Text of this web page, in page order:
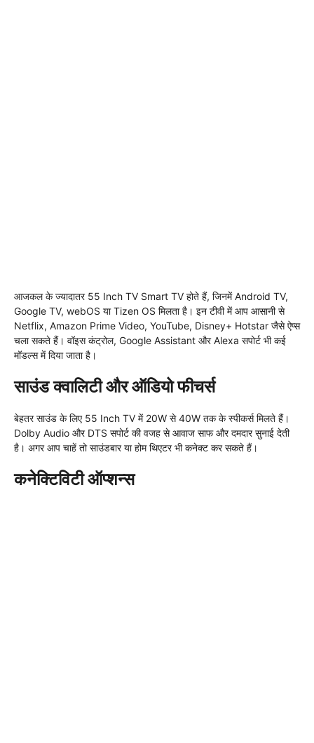
आजकल के ज्यादातर 55 Inch TV Smart TV होते हैं, जिनमें Android TV,
Google TV, webOS या Tizen OS मिलता है। इन टीवी में आप आसानी से
Netflix, Amazon Prime Video, YouTube, Disney+ Hotstar जैसे ऐप्स
चला सकते हैं। वॉइस कंट्रोल, Google Assistant और Alexa सपोर्ट भी कई
मॉडल्स में दिया जाता है।
साउंड क्वालिटी और ऑडियो फीचर्स
बेहतर साउंड के लिए 55 Inch TV में 20W से 40W तक के स्पीकर्स मिलते हैं।
Dolby Audio और DTS सपोर्ट की वजह से आवाज साफ और दमदार सुनाई देती
है। अगर आप चाहें तो साउंडबार या होम थिएटर भी कनेक्ट कर सकते हैं।
कनेक्टिविटी ऑप्शन्स